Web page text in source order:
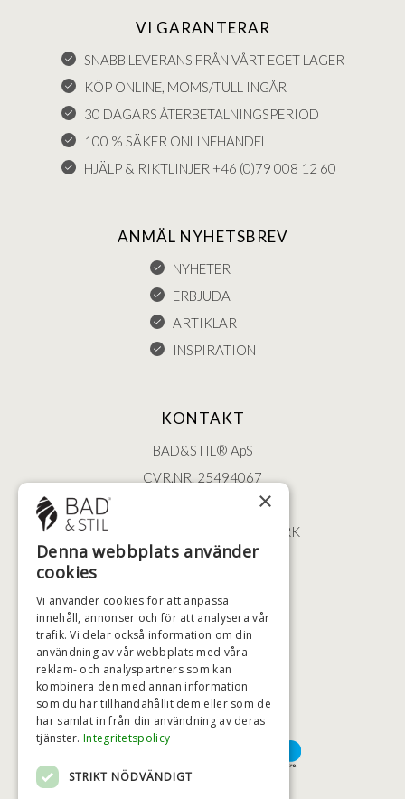
VI GARANTERAR
SNABB LEVERANS FRÅN VÅRT EGET LAGER
KÖP ONLINE, MOMS/TULL INGÅR
30 DAGARS ÅTERBETALNINGSPERIOD
100 % SÄKER ONLINEHANDEL
HJÄLP & RIKTLINJER +46 (0)79 008 12 60
ANMÄL NYHETSBREV
NYHETER
ERBJUDA
ARTIKLAR
INSPIRATION
KONTAKT
BAD&STIL® ApS
CVR.NR. 25494067
ØSTERBROGADE 202
2100 KØBENHAVN • DANMARK
+46 (0)79 008 12 60
HÖGSTA KREDITVÄRDIGHET
BETALNINGSALTERNATIV
×
Denna webbplats använder
cookies
Vi använder cookies för att anpassa
innehåll, annonser och för att analysera vår
trafik. Vi delar också information om din
användning av vår webbplats med våra
reklam- och analyspartners som kan
kombinera den med annan information
som du har tillhandahållit dem eller som de
har samlat in från din användning av deras
tjänster. Integritetspolicy
STRIKT NÖDVÄNDIGT